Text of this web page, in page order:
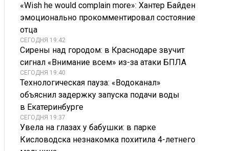
Премиальный
кроссовер Wey V9X
для России: новые
подробности
Наследство на
карте: что
смерти
«Wish he would complain more»: Хантер Байден
эмоционально прокомментировал состояние
отца
СЕГОДНЯ 19:42
Сирены над городом: в Краснодаре звучит
сигнал «Внимание всем» из-за атаки БПЛА
СЕГОДНЯ 19:40
Технологическая пауза: «Водоканал»
объяснил задержку запуска подачи воды
в Екатеринбурге
СЕГОДНЯ 19:37
Увела на глазах у бабушки: в парке
Кисловодска незнакомка похитила 4-летнего